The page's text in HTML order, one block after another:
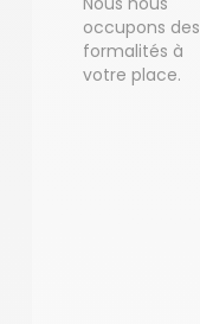
occupons des
formalités à
votre place.